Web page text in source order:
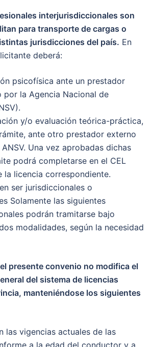
interjurisdiccionales son
para transporte de cargas o
jurisdicciones del país. En
deberá:
psicofísica ante un prestador
la Agencia Nacional de
y/o evaluación teórica-práctica,
ante otro prestador externo
Una vez aprobadas dichas
podrá completarse en el CEL
la licencia correspondiente.
ser jurisdiccionales o
Solamente las siguientes
podrán tramitarse bajo
modalidades, según la necesidad
el presente convenio no modifica el
del sistema de licencias
manteniéndose los siguientes
las vigencias actuales de las
a la edad del conductor y a